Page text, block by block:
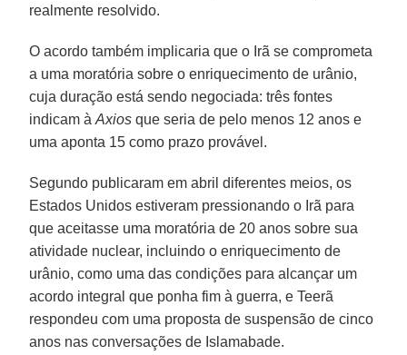
realmente resolvido.
O acordo também implicaria que o Irã se comprometa
a uma moratória sobre o enriquecimento de urânio,
cuja duração está sendo negociada: três fontes
indicam àAxios que seria de pelo menos 12 anos e
uma aponta 15 como prazo provável.
Segundo publicaram em abril diferentes meios, os
Estados Unidos estiveram pressionando o Irã para
que aceitasse uma moratória de 20 anos sobre sua
atividade nuclear, incluindo o enriquecimento de
urânio, como uma das condições para alcançar um
acordo integral que ponha fim à guerra, e Teerã
respondeu com uma proposta de suspensão de cinco
anos nas conversações de Islamabade.